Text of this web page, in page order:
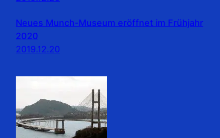
Neues Munch-Museum eröffnet im Frühjahr
2020
2019.12.20